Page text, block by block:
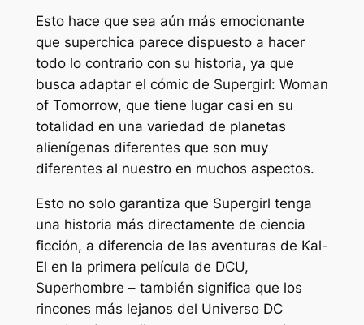
Esto hace que sea aún más emocionante
que superchica parece dispuesto a hacer
todo lo contrario con su historia, ya que
busca adaptar el cómic de Supergirl: Woman
of Tomorrow, que tiene lugar casi en su
totalidad en una variedad de planetas
alienígenas diferentes que son muy
diferentes al nuestro en muchos aspectos.
Esto no solo garantiza que Supergirl tenga
una historia más directamente de ciencia
ficción, a diferencia de las aventuras de Kal-
El en la primera película de DCU,
Superhombre – también significa que los
rincones más lejanos del Universo DC